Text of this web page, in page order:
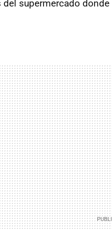
supermercado donde